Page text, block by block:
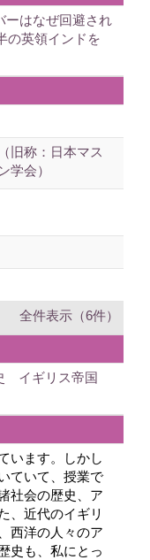
ーはなぜ回避され
の英領インドを
旧称：日本マス
学会）
全件表示（6件）
イギリス帝国
います。しかし
ていて、授業で
社会の歴史、ア
、近代のイギリ
西洋の人々のア
史も、私にとっ